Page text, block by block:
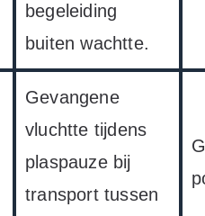
begeleiding
buiten wachtte.
Gevangene
vluchtte tijdens
plaspauze bij
transport tussen